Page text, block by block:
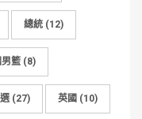
總統 (12)
籃 (8)
(27) 英國 (10)